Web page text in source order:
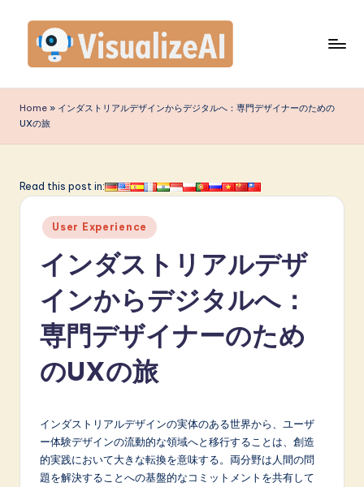
content
is
u
li
A
Home » インダストリアルデザインからデジタルへ：専門デザイナーのための
UXの旅
Read this post in:
Posted
in
User Experience
インダストリアルデザ
インからデジタルへ：
専門デザイナーのため
のUXの旅
インダストリアルデザインの実体のある世界から、ユーザ
ー体験デザインの流動的な領域へと移行することは、創造
的実践において大きな転換を意味する。両分野は人間の問
題を解決することへの基盤的なコミットメントを共有して